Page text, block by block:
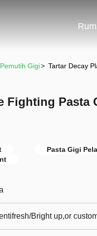
Gigi> Tartar Decay
Fighting Pasta
Pasta Gigi
Bright up,or